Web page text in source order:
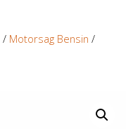
/ Motorsag Bensin /